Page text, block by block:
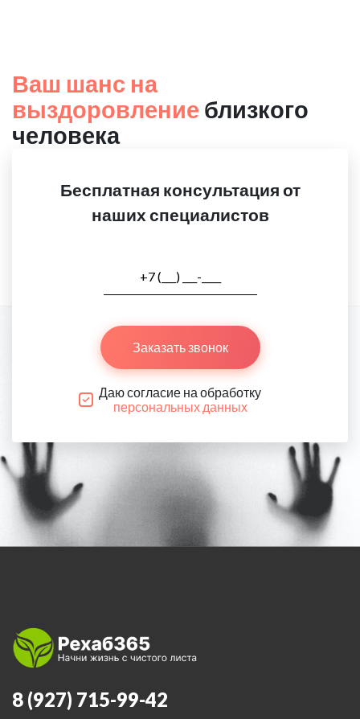
Ваш шанс на
выздоровление близкого
человека
Бесплатная консультация от
наших специалистов
Заказать звонок
Даю согласие на обработку
персональных данных
8 (927) 715-99-42